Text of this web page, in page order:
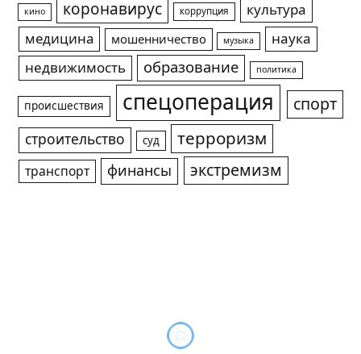
кино коронавирус коррупция
культура
медицина
мошенничество музыка
наука
недвижимость
образование политика
происшествия спецоперация спорт
строительство суд терроризм
транспорт финансы экстремизм